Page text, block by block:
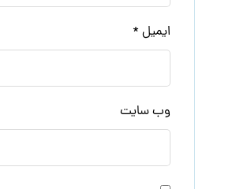
ایمیل *
وب‌ سایت